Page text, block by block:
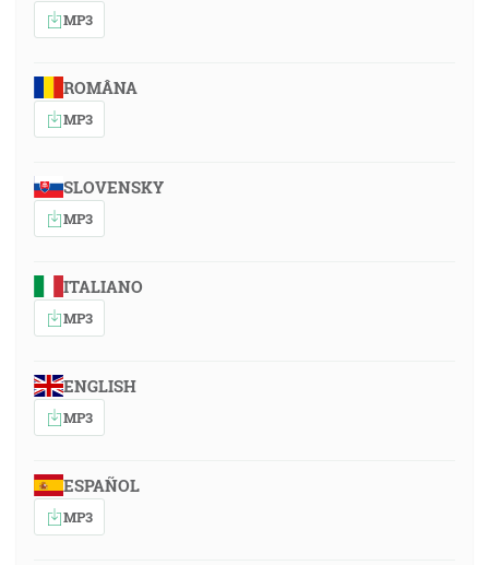
MP3
ROMÂNA
MP3
SLOVENSKY
MP3
ITALIANO
MP3
ENGLISH
MP3
ESPAÑOL
MP3